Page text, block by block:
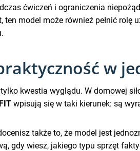
ćwiczeń i ograniczenia
ten model może również pełnić rolę
w
kwestia wyglądu. W domowej
wpisują się w taki kierunek: są
także to, że model jest
gdy wiesz, jakiego typu sprzęt